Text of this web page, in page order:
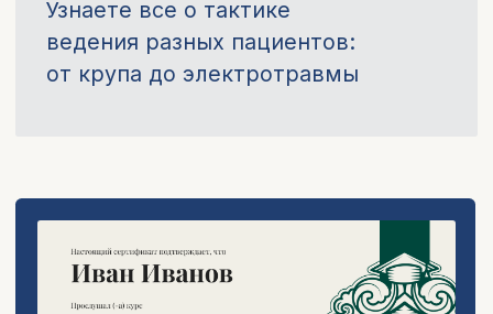
Березуцкая Ангелина
Березуцкая»
лектор образовательных программ